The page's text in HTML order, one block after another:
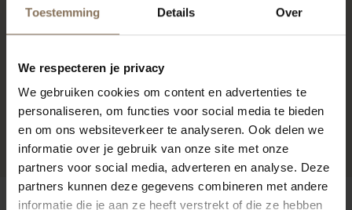
Toestemming Details Over
We respecteren je privacy
We gebruiken cookies om content en advertenties te
personaliseren, om functies voor social media te bieden
en om ons websiteverkeer te analyseren. Ook delen we
informatie over je gebruik van onze site met onze
partners voor social media, adverteren en analyse. Deze
partners kunnen deze gegevens combineren met andere
informatie die je aan ze heeft verstrekt of die ze hebben